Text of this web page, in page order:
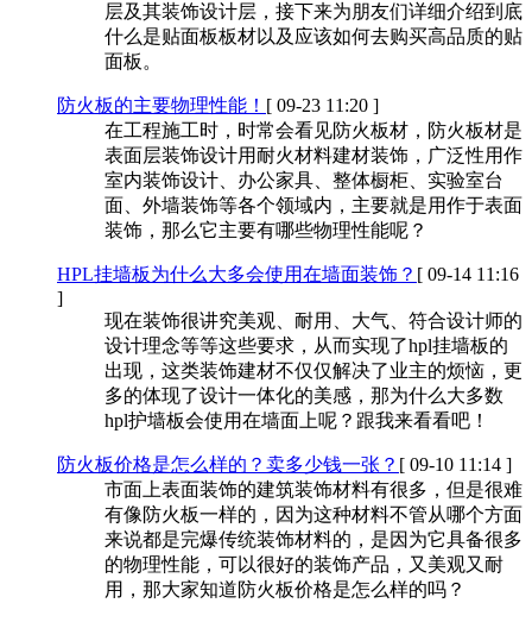
层及其装饰设计层，接下来为朋友们详细介绍到底
什么是贴面板板材以及应该如何去购买高品质的贴
面板。
防火板的主要物理性能！ [ 09-23 11:20 ]
在工程施工时，时常会看见防火板材，防火板材是
表面层装饰设计用耐火材料建材装饰，广泛性用作
室内装饰设计、办公家具、整体橱柜、实验室台
面、外墙装饰等各个领域内，主要就是用作于表面
装饰，那么它主要有哪些物理性能呢？
HPL挂墙板为什么大多会使用在墙面装饰？ [ 09-14 11:16
]
现在装饰很讲究美观、耐用、大气、符合设计师的
设计理念等等这些要求，从而实现了hpl挂墙板的
出现，这类装饰建材不仅仅解决了业主的烦恼，更
多的体现了设计一体化的美感，那为什么大多数
hpl护墙板会使用在墙面上呢？跟我来看看吧！
防火板价格是怎么样的？卖多少钱一张？ [ 09-10 11:14 ]
市面上表面装饰的建筑装饰材料有很多，但是很难
有像防火板一样的，因为这种材料不管从哪个方面
来说都是完爆传统装饰材料的，是因为它具备很多
的物理性能，可以很好的装饰产品，又美观又耐
用，那大家知道防火板价格是怎么样的吗？